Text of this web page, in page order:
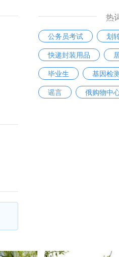
热
公务员考试
划
快递封装用品
毕业生
基因检
谣言
俄购物中